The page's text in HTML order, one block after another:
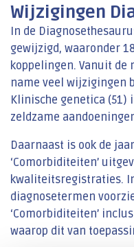
Wijzigingen
In de
gewijzigd, waaronder
koppelingen. Vanuit
name veel wijzigingen
Klinische genetica
zeldzame
Daarnaast is ook de
‘Comorbiditeiten’
kwaliteitsregistraties.
diagnosetermen
‘Comorbiditeiten’
waarop dit van